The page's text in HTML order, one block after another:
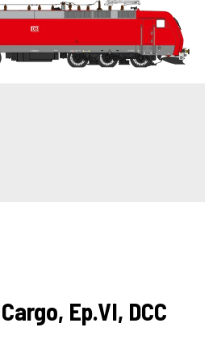
Cargo, Ep.VI, DCC